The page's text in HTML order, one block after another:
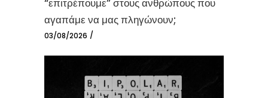
“επιτρέπουμε” στους ανθρώπους που
αγαπάμε να μας πληγώνουν;
03/08/2026